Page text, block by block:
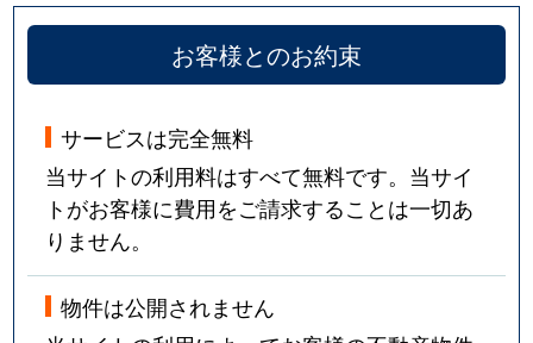
お客様とのお約束
サービスは完全無料
当サイトの利用料はすべて無料です。当サイ
トがお客様に費用をご請求することは一切あ
りません。
物件は公開されません